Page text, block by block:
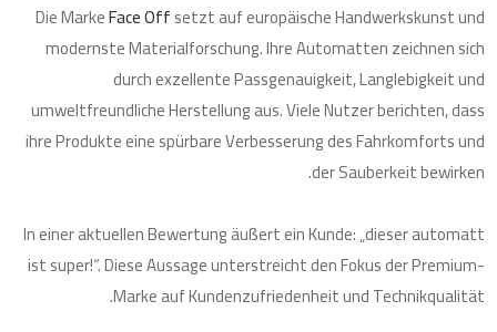
Die MarkeFace Offsetzt auf europäische Handwerkskunst und
modernste Materialforschung. Ihre Automatten zeichnen sich
durch exzellente Passgenauigkeit, Langlebigkeit und
umweltfreundliche Herstellung aus. Viele Nutzer berichten, dass
ihre Produkte eine spürbare Verbesserung des Fahrkomforts und
der Sauberkeit bewirken.
In einer aktuellen Bewertung äußert ein Kunde: „dieser automatt
ist super!“. Diese Aussage unterstreicht den Fokus der Premium-
Marke auf Kundenzufriedenheit und Technikqualität.